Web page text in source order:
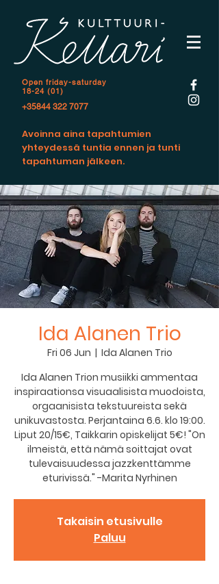
Open friday-saturday
18-24 (01)
+35844 322 7077
Avoinna aina tapahtumien
yhteydessä tuntia ennen ja tunti
tapahtuman jälkeen.
Ida Alanen Trio
Fri 06 Jun
  |
Ida Alanen Trio
Ida Alanen Trion musiikki ammentaa
inspiraationsa visuaalisista muodoista,
orgaanisista tekstuureista sekä
unikuvastosta. Perjantaina 6.6. klo 19:00.
Liput 20/15€, Taikkarin opiskelijat 5€! "On
ilmeistä, että nämä soittajat ovat
tulevaisuudessa jazzkenttämme
eturivissä." -Marita Nyrhinen
Takaisin etusivulle
Paluu